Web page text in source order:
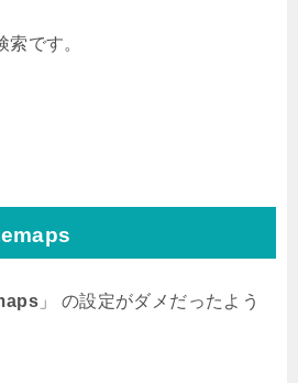
です。
」 の設定がダメだったよう